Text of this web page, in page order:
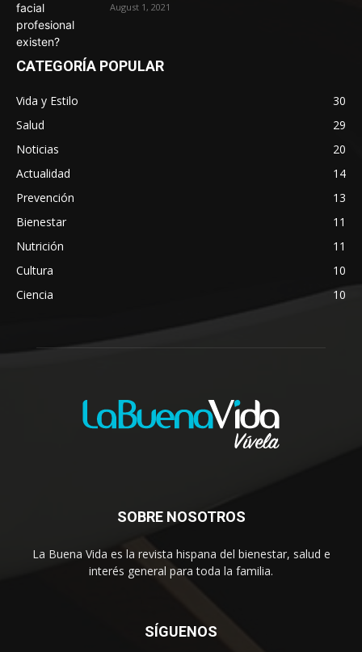
August 1, 2021
CATEGORÍA POPULAR
Vida y Estilo
30
Salud
29
Noticias
20
Actualidad
14
Prevención
13
Bienestar
11
Nutrición
11
Cultura
10
Ciencia
10
SOBRE NOSOTROS
La Buena Vida es la revista hispana del bienestar, salud e
interés general para toda la familia.
SÍGUENOS